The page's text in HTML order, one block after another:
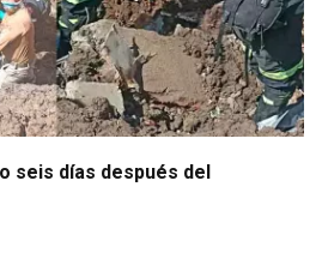
seis días después del